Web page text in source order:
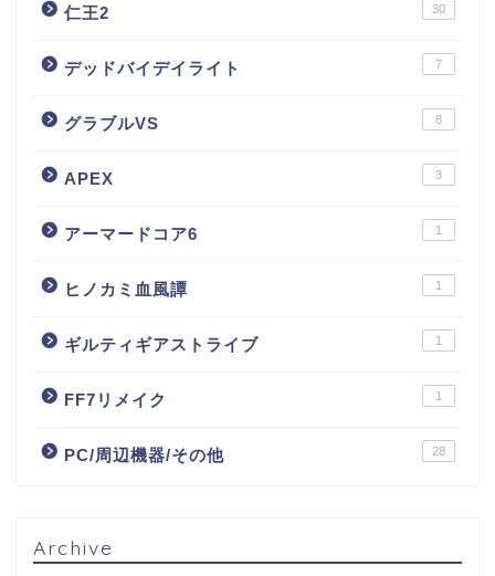
仁王2 30
デッドバイデイライト 7
グラブルVS 8
APEX 3
アーマードコア6 1
ヒノカミ血風譚 1
ギルティギアストライブ 1
FF7リメイク 1
PC/周辺機器/その他 28
Archive